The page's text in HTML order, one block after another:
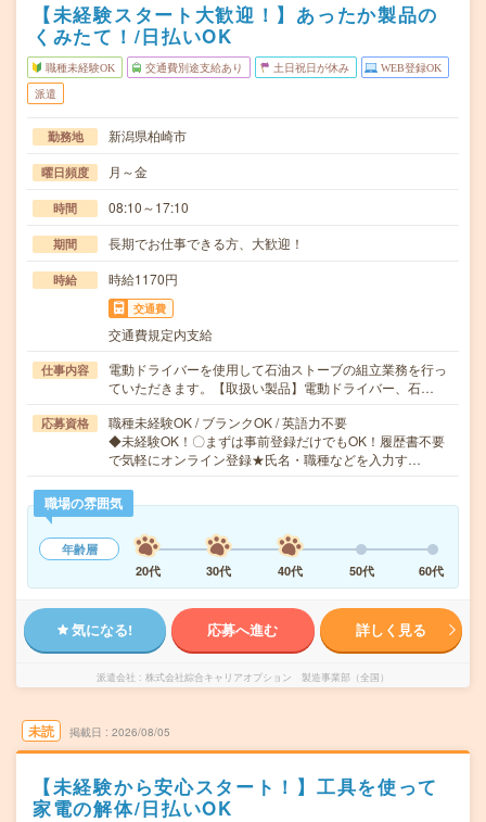
【未経験スタート大歓迎！】あったか製品の
くみたて！/日払いOK
職種未経験OK 交通費別途支給あり 土日祝日が休み WEB登録OK
派遣
勤務地 新潟県柏崎市
曜日頻度 月～金
時間 08:10～17:10
期間 長期でお仕事できる方、大歓迎！
時給 時給1170円
交通費
交通費規定内支給
仕事内容
電動ドライバーを使用して石油ストーブの組立業務を行っ
ていただきます。【取扱い製品】電動ドライバー、石…
応募資格
職種未経験OK / ブランクOK / 英語力不要
◆未経験OK！〇まずは事前登録だけでもOK！履歴書不要
で気軽にオンライン登録★氏名・職種などを入力す…
職場の雰囲気
年齢層
20代
30代 40代 50代 60代
気になる! 応募へ進む 詳しく見る
派遣会社 株式会社綜合キャリアオプション 製造事業部（全国）
未読 掲載日 2026/08/05
【未経験から安心スタート！】工具を使って
家電の解体/日払いOK